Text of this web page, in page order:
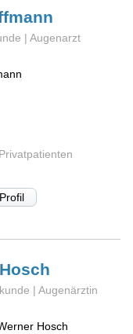
| Augenarzt
Privatpatienten
Hosch
| Augenärztin
Hosch